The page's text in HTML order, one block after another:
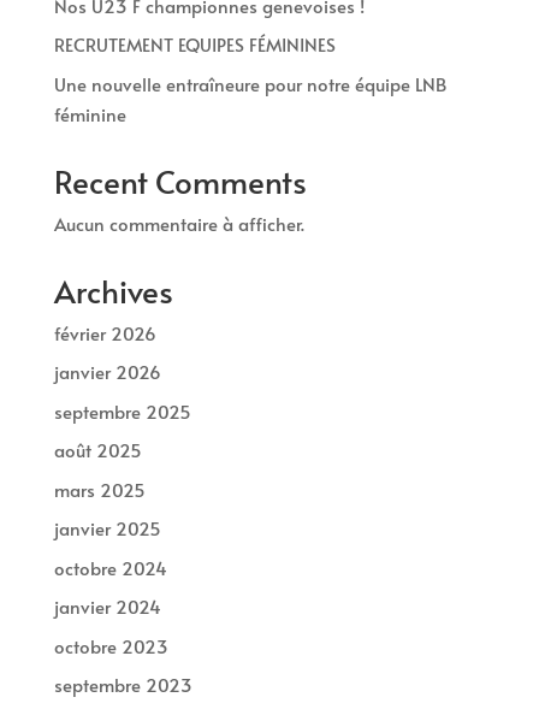
RECRUTEMENT EQUIPES FÉMININES
Une nouvelle entraîneure pour notre équipe LNB
féminine
Recent Comments
Aucun commentaire à afficher.
Archives
février 2026
janvier 2026
septembre 2025
août 2025
mars 2025
janvier 2025
octobre 2024
janvier 2024
octobre 2023
septembre 2023